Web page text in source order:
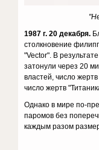
1987 г. 20 декабря.
столкновение
"Vector". В
затонули через 20
властей, число
число жертв
Однако в мире по-
паромов без
каждым разом